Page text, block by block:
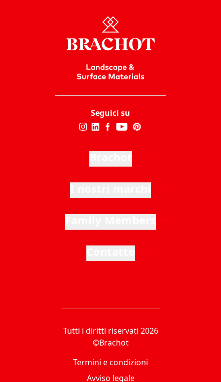
Seguici su
Tutti i diritti riservati 2026
©Brachot
Termini e condizioni
Avviso legale